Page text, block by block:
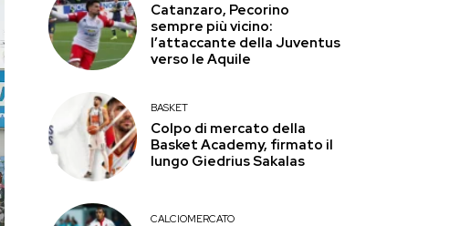
Catanzaro, Pecorino
sempre più vicino:
l’attaccante della Juventus
verso le Aquile
BASKET
Colpo di mercato della
Basket Academy, firmato il
lungo Giedrius Sakalas
CALCIOMERCATO